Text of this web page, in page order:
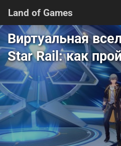
Land of Games
Виртуальная
Star Rail: как